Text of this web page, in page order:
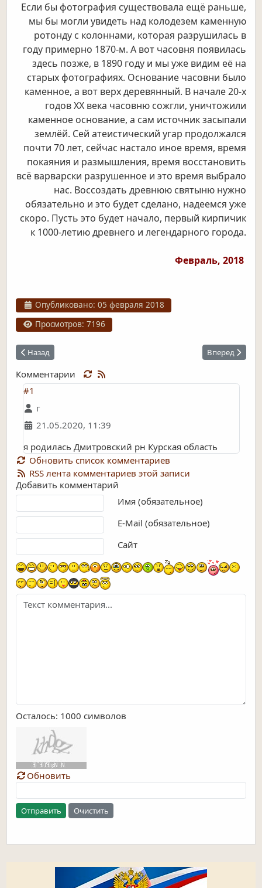
Если бы фотография существовала ещё раньше,
мы бы могли увидеть над колодезем каменную
ротонду с колоннами, которая разрушилась в
году примерно 1870-м. А вот часовня появилась
здесь позже, в 1890 году и мы уже видим её на
старых фотографиях. Основание часовни было
каменное, а вот верх деревянный. В начале 20-х
годов ХХ века часовню сожгли, уничтожили
каменное основание, а сам источник засыпали
землёй. Сей атеистический угар продолжался
почти 70 лет, сейчас настало иное время, время
покаяния и размышления, время восстановить
всё варварски разрушенное и это время выбрало
нас. Воссоздать древнюю святыню нужно
обязательно и это будет сделано, надеемся уже
скоро. Пусть это будет начало, первый кирпичик
к 1000-летию древнего и легендарного города.
Февраль, 2018
Информация о материале
Опубликовано: 05 февраля 2018
Просмотров: 7196
Предыдущий: Иорданский спуск
Назад Следующий:
Вперед
Комментарии
#1
г
21.05.2020, 11:39
я родилась Дмитровский рн Курская область
Обновить список комментариев
RSS лента комментариев этой записи
Добавить комментарий
Имя (обязательное)
E-Mail (обязательное)
Сайт
Осталось: 1000 символов
Обновить
Отправить Очистить